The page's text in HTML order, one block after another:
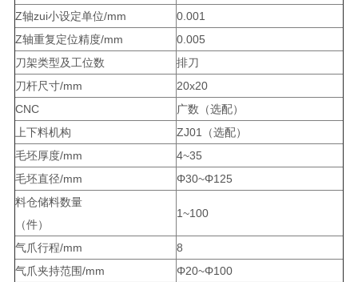
Z轴zui小设定单位/mm
0.001
Z轴重复定位精度/mm
0.005
刀架类型及工位数
排刀
刀杆尺寸/mm
20x20
CNC
广数（选配）
上下料机构
ZJ01（选配）
毛坯厚度/mm
4~35
毛坯直径/mm
Φ30~Φ125
料仓储料数量
（件）
1~100
气爪行程/mm
8
气爪夹持范围/mm
Φ20~Φ100